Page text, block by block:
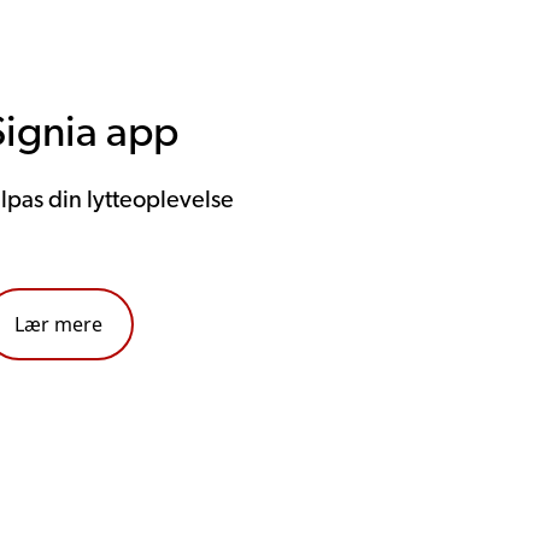
app
din lytteoplevelse
Lær mere